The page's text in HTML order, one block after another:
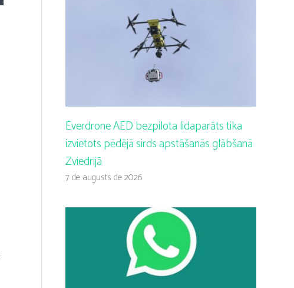
Everdrone AED bezpilota lidaparāts tika
izvietots pēdējā sirds apstāšanās glābšanā
Zviedrijā
7 de augusts de 2026